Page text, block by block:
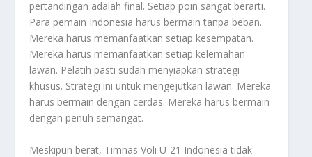
pertandingan adalah final. Setiap poin sangat berarti.
Para pemain Indonesia harus bermain tanpa beban.
Mereka harus memanfaatkan setiap kesempatan.
Mereka harus memanfaatkan setiap kelemahan
lawan. Pelatih pasti sudah menyiapkan strategi
khusus. Strategi ini untuk mengejutkan lawan. Mereka
harus bermain dengan cerdas. Mereka harus bermain
dengan penuh semangat.
Meskipun berat, Timnas Voli U-21 Indonesia tidak